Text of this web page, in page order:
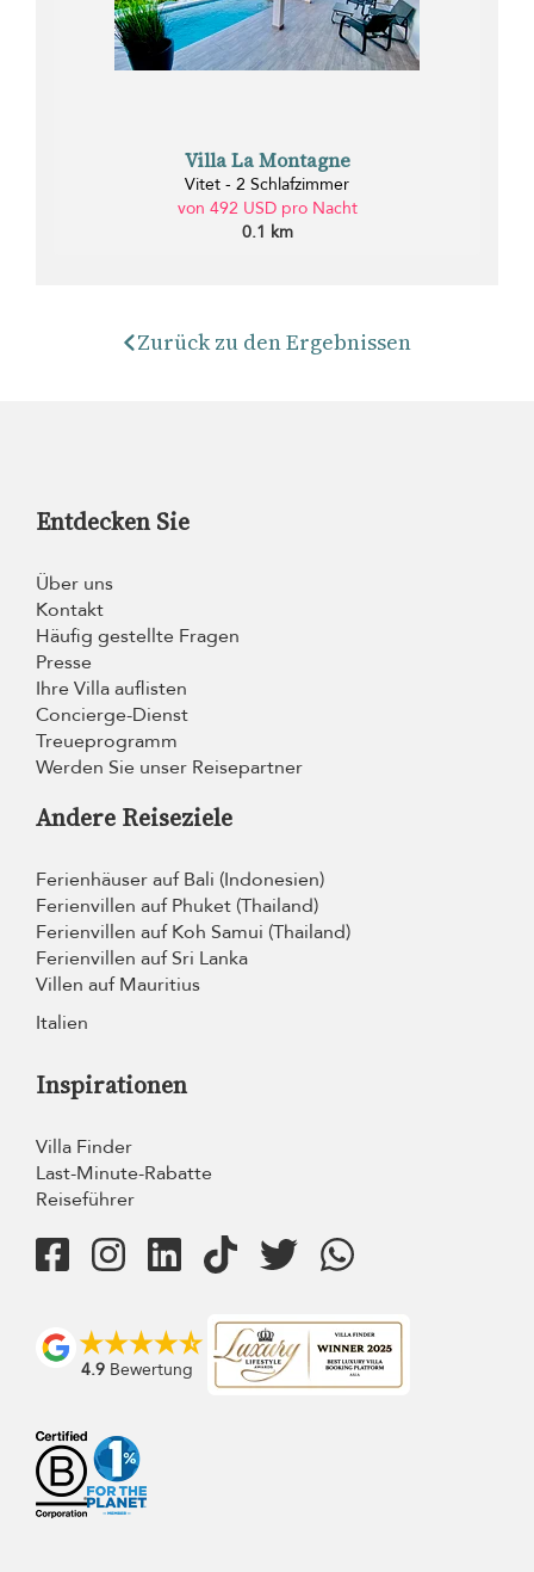
Villa La Montagne
Vitet - 2 Schlafzimmer
von 492 USD pro Nacht
0.1 km
Zurück zu den Ergebnissen
Entdecken Sie
Über uns
Kontakt
Häufig gestellte Fragen
Presse
Ihre Villa auflisten
Concierge-Dienst
Treueprogramm
Werden Sie unser Reisepartner
Andere Reiseziele
Ferienhäuser auf Bali (Indonesien)
Ferienvillen auf Phuket (Thailand)
Ferienvillen auf Koh Samui (Thailand)
Ferienvillen auf Sri Lanka
Villen auf Mauritius
Italien
Inspirationen
Villa Finder
Last-Minute-Rabatte
Reiseführer
4.9 Bewertung